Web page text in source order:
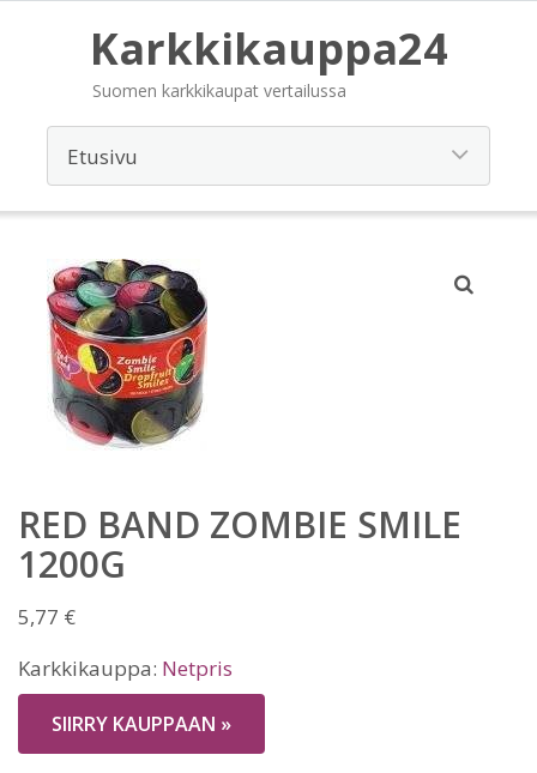
Karkkikauppa24
Suomen karkkikaupat vertailussa
RED BAND ZOMBIE SMILE
1200G
5,77 €
Karkkikauppa: Netpris
SIIRRY KAUPPAAN »